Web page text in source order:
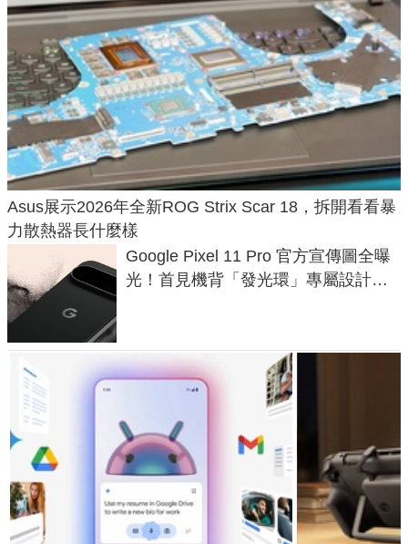
Asus展示2026年全新ROG Strix Scar 18，拆開看看暴
力散熱器長什麼樣
Google Pixel 11 Pro 官方宣傳圖全曝
光！首見機背「發光環」專屬設計、